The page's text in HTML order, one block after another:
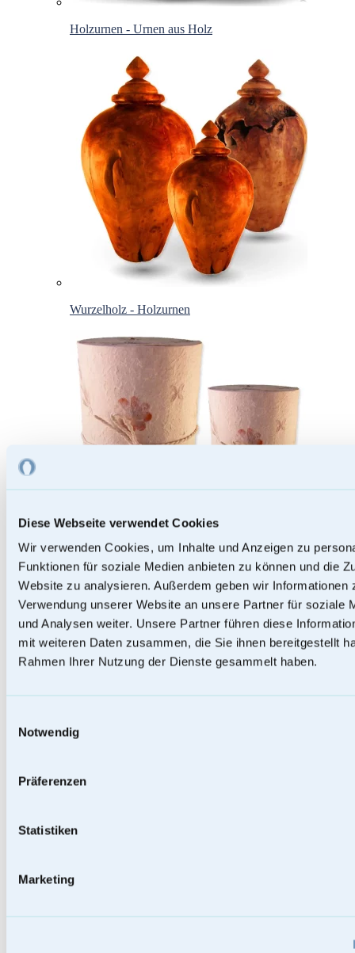
Diese Webseite verwendet Cookies
Wir verwenden Cookies, um Inhalte und Anzeigen zu
Funktionen für soziale Medien anbieten zu können und die
Website zu analysieren. Außerdem geben wir Informationen
Verwendung unserer Website an unsere Partner für soziale
und Analysen weiter. Unsere Partner führen diese
mit weiteren Daten zusammen, die Sie ihnen bereitgestellt
Rahmen Ihrer Nutzung der Dienste gesammelt haben.
Notwendig
Präferenzen
Statistiken
Marketing
Holzurnen - Urnen aus Holz
Wurzelholz - Holzurnen
Papierurnen